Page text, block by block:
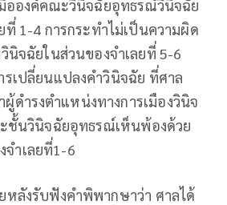
อองค์คณะวินิจฉัยอุทธรณ์วินิจฉัย
ที่ 1-4 การกระทำไม่เป็นความผิด
นิจฉัยในส่วนของจำเลยที่ 5-6
รเปลี่ยนแปลงคำวินิจฉัย ที่ศาล
ดำรงตำแหน่งทางการเมืองวินิจ
ชั้นวินิจฉัยอุทธรณ์เห็นพ้องด้วย
ำเลยที่1-6
หลังรับฟังคำพิพากษาว่า ศาลได้